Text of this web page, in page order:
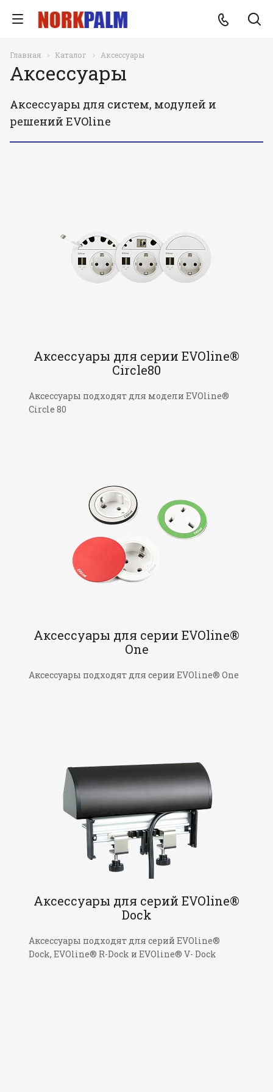
Главная Каталог Аксессуары
Аксессуары
Аксессуары для систем, модулей и
решений EVOline
Аксессуары для серии EVOline®
Circle80
Аксессуары подходят для модели EVOline®
Circle 80
Аксессуары для серии EVOline®
One
Аксессуары подходят для серии EVOline® One
Аксессуары для серий EVOline®
Dock
Аксессуары подходят для серий EVOline®
Dock, EVOline® R-Dock и EVOline® V- Dock